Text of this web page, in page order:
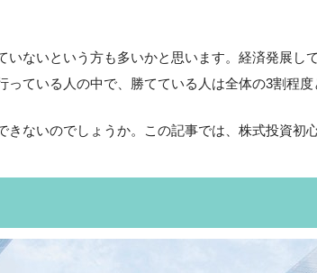
ないという方も多いかと思います。経済発展
ている人の中で、勝てている人は全体の3割程度
ないのでしょうか。この記事では、株式投資初